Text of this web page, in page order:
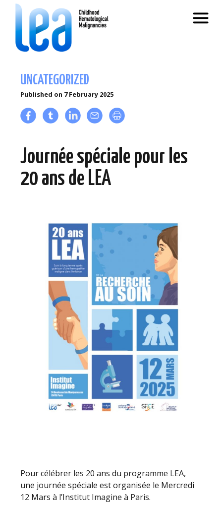
UNCATEGORIZED
Published on 7 February 2025
Journée spéciale pour les
20 ans de LEA
Pour célébrer les 20 ans du programme LEA,
une journée spéciale est organisée le Mercredi
12 Mars à l’Institut Imagine à Paris.